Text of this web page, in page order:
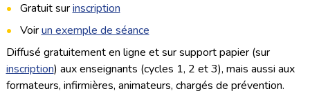
Gratuit surinscription
Voirun exemple de séance
Diffusé gratuitement en ligne et sur support papier (sur
inscription) aux enseignants (cycles 1, 2 et 3), mais aussi aux
formateurs, infirmières, animateurs, chargés de prévention.